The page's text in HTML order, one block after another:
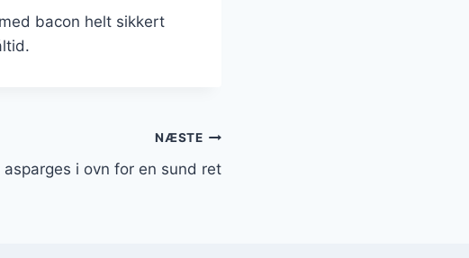
bacon helt sikkert
NÆSTE
asparges i ovn for en sund ret